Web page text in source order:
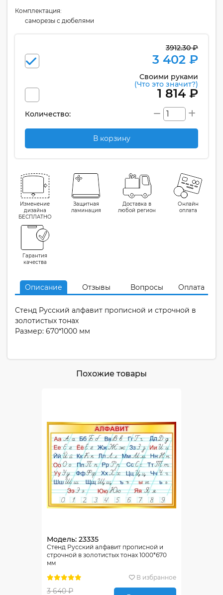
Комплектация:
cаморезы с дюбелями
3912.30 ₽
3 402 ₽
Своими руками
(Что это значит?)
1 814 ₽
Количество:
В корзину
Изменение
дизайна
БЕСПЛАТНО
Защитная
ламинация
Доставка в
любой регион
Онлайн
оплата
Гарантия
качества
Описание Отзывы Вопросы Оплата
Стенд Русский алфавит прописной и строчной в
золотистых тонах
Размер: 670*1000 мм
Похожие товары
Модель: 23335
Стенд Русский алфавит прописной и
строчной в золотистых тонах 1000*670
мм
В избранное
3 640 ₽